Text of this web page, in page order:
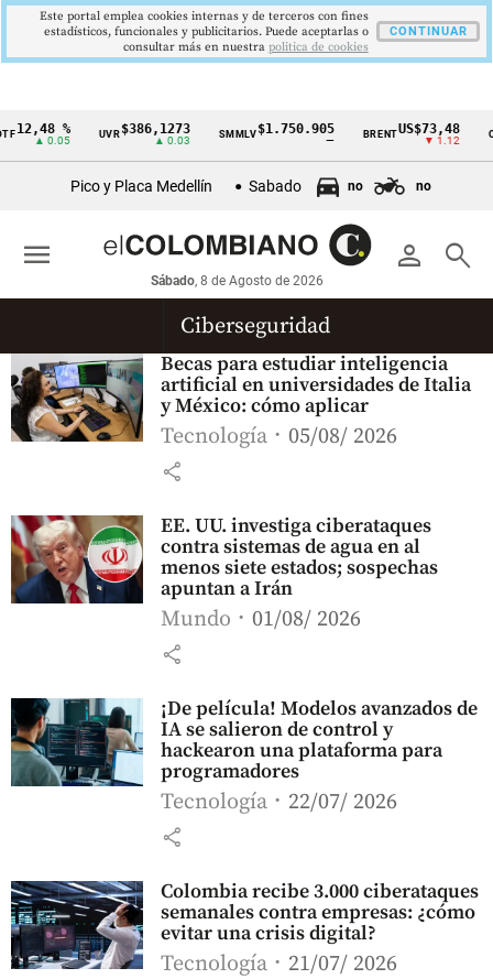
Cintillo
económicos
Colombia
12,48 %
▲ 0.05
UVR$386,1273
▲ 0.03
SMMLV $1.750.905 BRENTUS$73,48
▼ 1.12
Pico y Placa Medellín Sabado no no
person search
Sábado, 8 de Agosto de 2026
menu
Ciberseguridad
Becas para estudiar inteligencia
artificial en universidades de Italia
y México: cómo aplicar
Tecnología 05/08/ 2026
share
EE. UU. investiga ciberataques
contra sistemas de agua en al
menos siete estados; sospechas
apuntan a Irán
Mundo 01/08/ 2026
share
¡De película! Modelos avanzados de
IA se salieron de control y
hackearon una plataforma para
programadores
Tecnología 22/07/ 2026
share
Colombia recibe 3.000 ciberataques
semanales contra empresas: ¿cómo
evitar una crisis digital?
Tecnología 21/07/ 2026
Este portal emplea cookies internas y de terceros con fines
estadísticos, funcionales y publicitarios. Puede aceptarlas o
consultar más en nuestra politica de cookies
CONTINUAR